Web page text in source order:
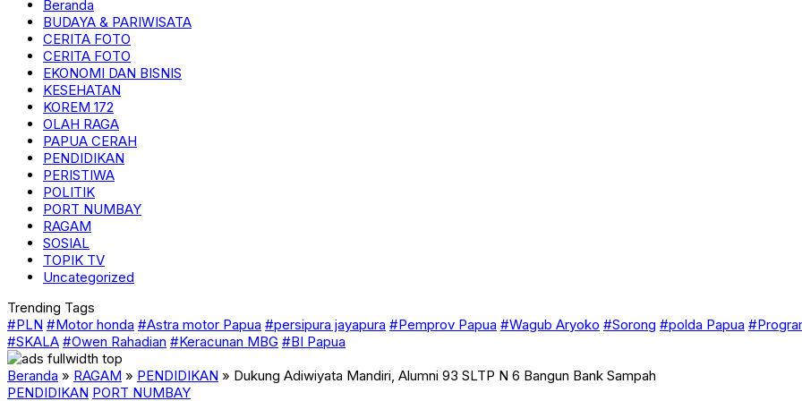
Beranda
BUDAYA & PARIWISATA
CERITA FOTO
CERITA FOTO
EKONOMI DAN BISNIS
KESEHATAN
KOREM 172
OLAH RAGA
PAPUA CERAH
PENDIDIKAN
PERISTIWA
POLITIK
PORT NUMBAY
RAGAM
SOSIAL
TOPIK TV
Uncategorized
Trending Tags
#PLN #Motor honda #Astra motor Papua #persipura jayapura #Pemprov Papua #Wagub Aryoko #Sorong #polda Papua
#SKALA #Owen Rahadian #Keracunan MBG #BI Papua
Beranda » RAGAM » PENDIDIKAN » Dukung Adiwiyata Mandiri, Alumni 93 SLTP N 6 Bangun Bank Sampah
PENDIDIKAN PORT NUMBAY